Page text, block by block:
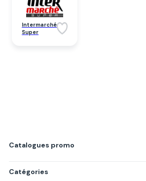
Intermarché
Super
Catalogues promo
Catégories